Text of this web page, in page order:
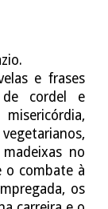
e frases
de cordel e
no
o combate à
os